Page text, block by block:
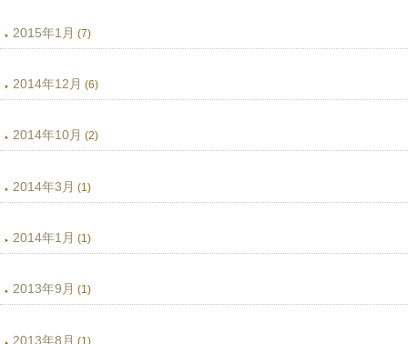
2015年1月 (7)
2014年12月 (6)
2014年10月 (2)
2014年3月 (1)
2014年1月 (1)
2013年9月 (1)
2013年8月 (1)